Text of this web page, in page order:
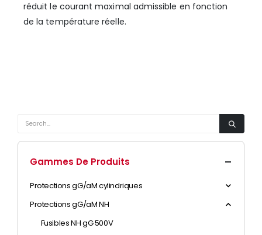
réduit le courant maximal admissible en fonction
de la température réelle.
Gammes De Produits
Protections gG/aM cylindriques
Protections gG/aM NH
Fusibles NH gG 500V